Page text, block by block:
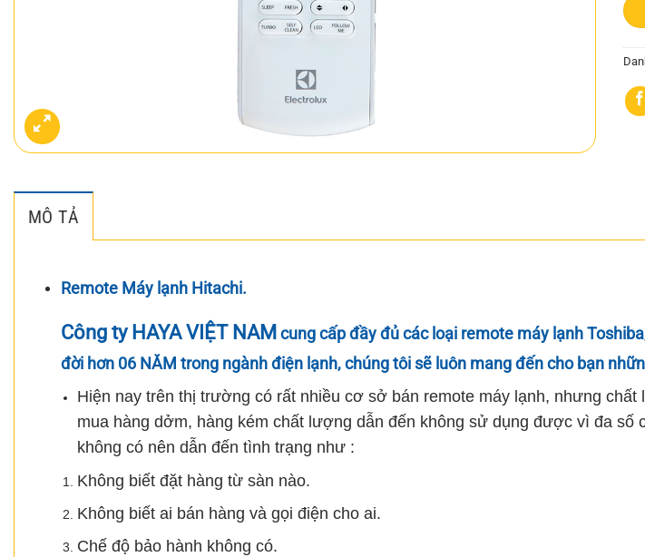
MÔ TẢ
Remote Máy lạnh Hitachi.
Công ty HAYA VIỆT NAM cung cấp đầy đủ các loại remote máy lạnh
đời hơn 06 NĂM trong ngành điện lạnh, chúng tôi sẽ luôn mang đến cho bạn
Hiện nay trên thị trường có rất nhiều cơ sở bán remote máy lạnh, nhưng
mua hàng dởm, hàng kém chất lượng dẫn đến không sử dụng được vì đa
không có nên dẫn đến tình trạng như :
Không biết đặt hàng từ sàn nào.
Không biết ai bán hàng và gọi điện cho ai.
Chế độ bảo hành không có.